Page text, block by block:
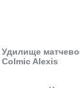
Удилище
Colmic Alexis